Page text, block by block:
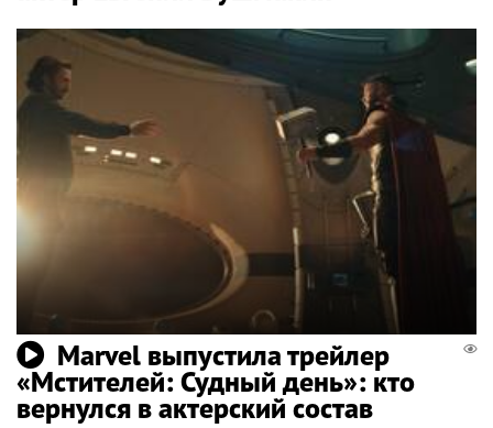
Marvel выпустила трейлер
«Мстителей: Судный день»: кто
вернулся в актерский состав